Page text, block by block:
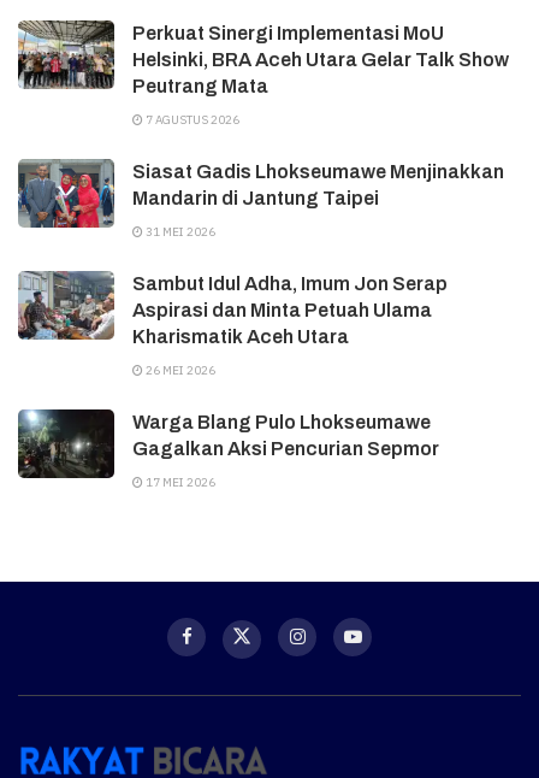
Perkuat Sinergi Implementasi MoU
Helsinki, BRA Aceh Utara Gelar Talk Show
Peutrang Mata
7 AGUSTUS 2026
Siasat Gadis Lhokseumawe Menjinakkan
Mandarin di Jantung Taipei
31 MEI 2026
Sambut Idul Adha, Imum Jon Serap
Aspirasi dan Minta Petuah Ulama
Kharismatik Aceh Utara
26 MEI 2026
Warga Blang Pulo Lhokseumawe
Gagalkan Aksi Pencurian Sepmor
17 MEI 2026